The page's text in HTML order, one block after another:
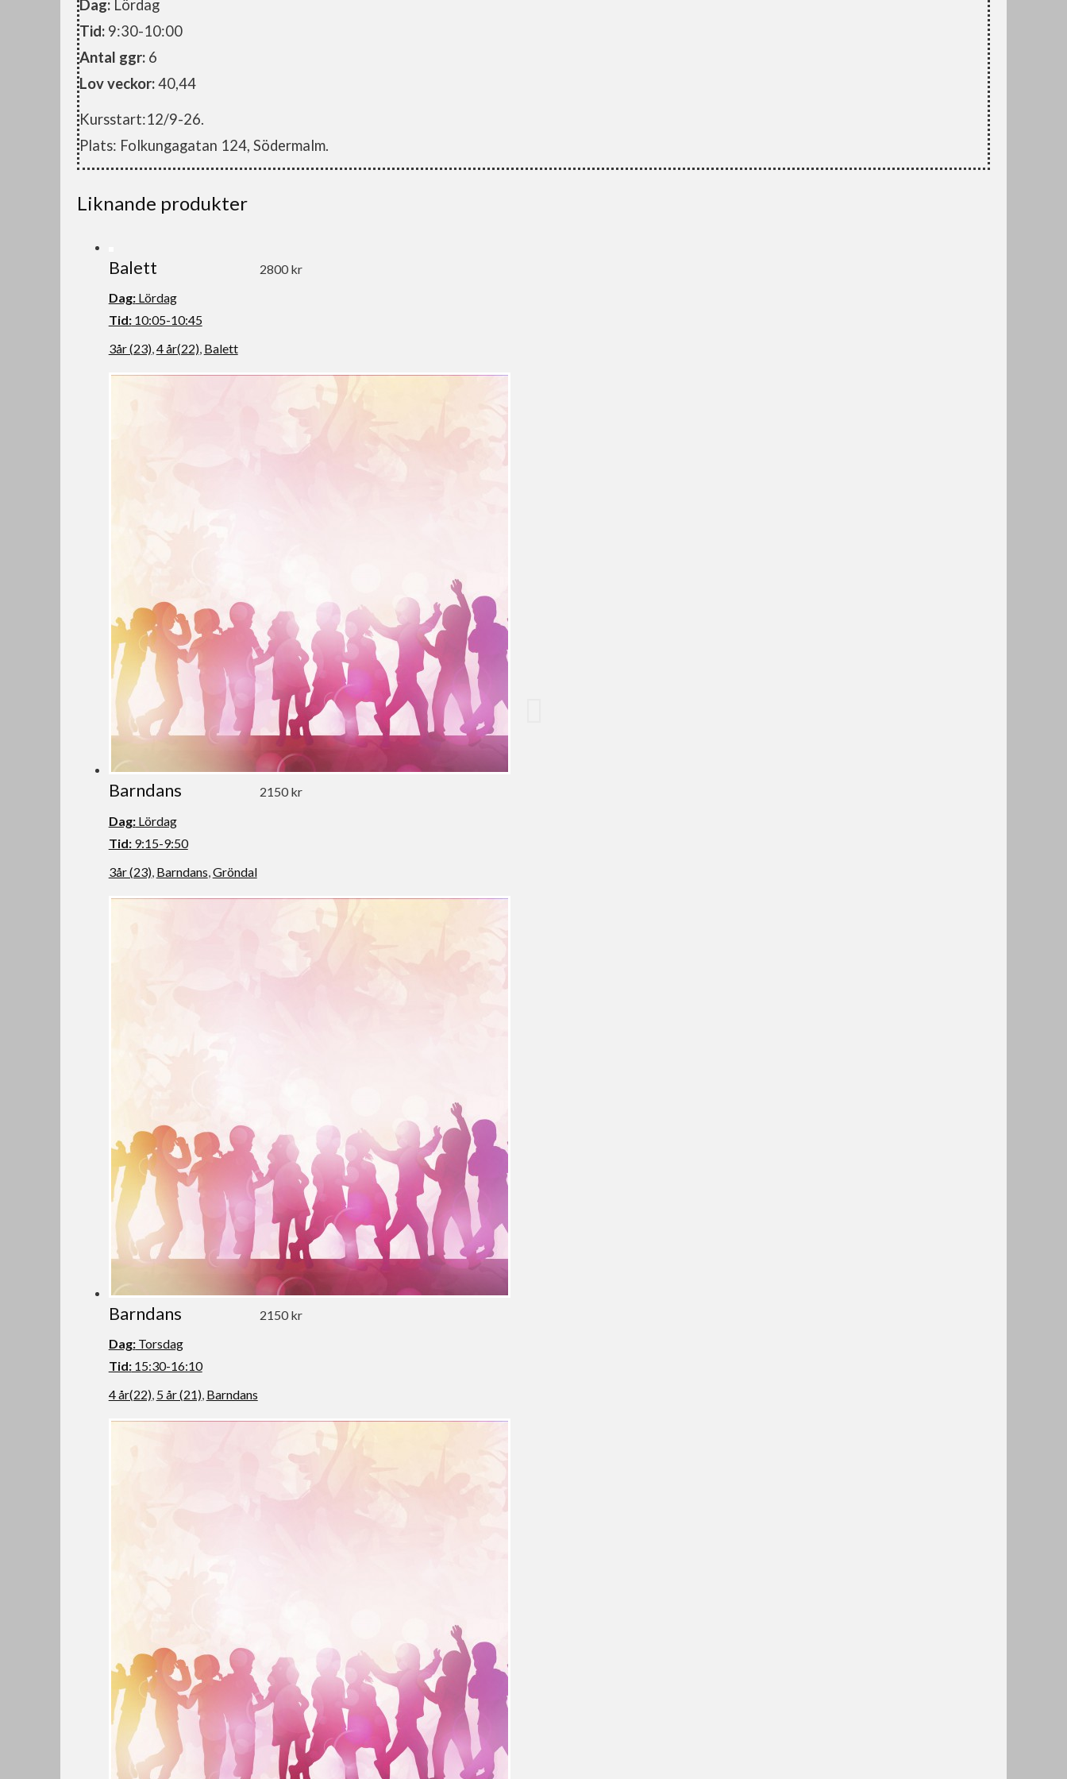
Dag:Lördag
Tid:9:30-10:00
Antal ggr:6
Lov veckor:40,44
Kursstart:12/9-26.
Plats: Folkungagatan 124, Södermalm.
Liknande produkter
Balett
2800 kr
Dag:Lördag
Tid:10:05-10:45
3år (23),4 år(22), Balett
Barndans
2150 kr
Dag:Lördag
Tid:9:15-9:50
3år (23), Barndans,Gröndal
Barndans
2150 kr
Dag:Torsdag
Tid:15:30-16:10
4 år(22), 5 år (21), Barndans